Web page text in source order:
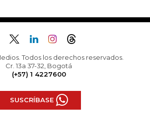
Todos los derechos reservados.
Cr. 13a 37-32, Bogotá
(+57) 1 4227600
SUSCRÍBASE